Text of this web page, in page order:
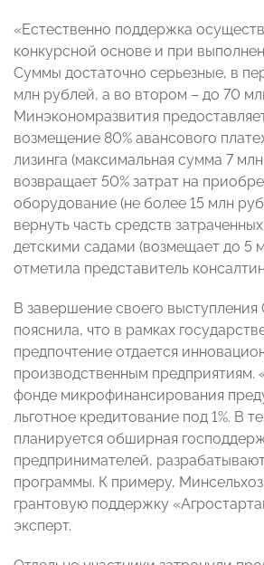
«Естественно поддержка
конкурсной основе и при
Суммы достаточно серьезные, в
млн рублей, а во втором – до 70
Минэкономразвития
возмещение 80% авансового
лизинга (максимальная сумма 7
возвращает 50% затрат на
оборудование (не более 15 млн
вернуть часть средств
детскими садами (возмещает до 5
отметила представитель
В завершение своего выступления
пояснила, что в рамках
предпочтение отдается
производственным предприятиям.
фонде микрофинансирования
льготное кредитование под 1%. В
планируется обширная
предпринимателей,
программы. К примеру,
грантовую поддержку
эксперт.